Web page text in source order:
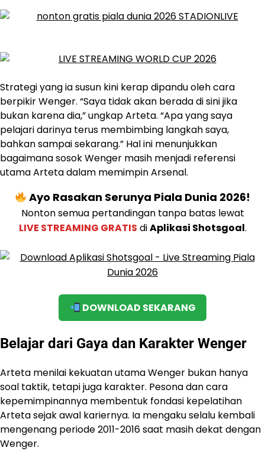
Strategi yang ia susun kini kerap dipandu oleh cara
berpikir Wenger. “Saya tidak akan berada di sini jika
bukan karena dia,” ungkap Arteta. “Apa yang saya
pelajari darinya terus membimbing langkah saya,
bahkan sampai sekarang.” Hal ini menunjukkan
bagaimana sosok Wenger masih menjadi referensi
utama Arteta dalam memimpin Arsenal.
Ayo Rasakan Serunya Piala Dunia 2026!
Nonton semua pertandingan tanpa batas lewat
LIVE STREAMING GRATIS diAplikasi Shotsgoal.
DOWNLOAD SEKARANG
Belajar dari Gaya dan Karakter Wenger
Arteta menilai kekuatan utama Wenger bukan hanya
soal taktik, tetapi juga karakter. Pesona dan cara
kepemimpinannya membentuk fondasi kepelatihan
Arteta sejak awal kariernya. Ia mengaku selalu kembali
mengenang periode 2011-2016 saat masih dekat dengan
Wenger.